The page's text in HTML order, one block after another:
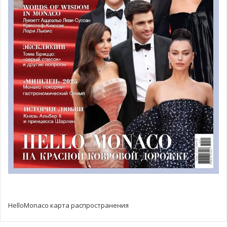
позволят раньше выявлять рак молочной железы. В 12-й
раз марш «Розовая лента» состоялся в Монако и в этом
году побил рекорд — 250 участников прошли 5-ти
километровый маршрут по улицам княжества,
поддержав борющихся со страшным заболеванием.
10 февраля организация Pink Ribbon Monaco провела
благотворительный сбор средств Dare to Bear в отеле
Эрмитаж со специальным гостем, актером Ноем Уайлом.
Среди лотов на аукционе были представлены редкие
фотографии и фрагменты фильмов знаменитого
режиссера Альфреда Хичкока «Окно во двор» с Грейс
Келли в главной роли, билеты на VIP-террасу во время
Pink Ribbon Monaco начала свою деятельность в 2011
HelloMonaco карта распространения